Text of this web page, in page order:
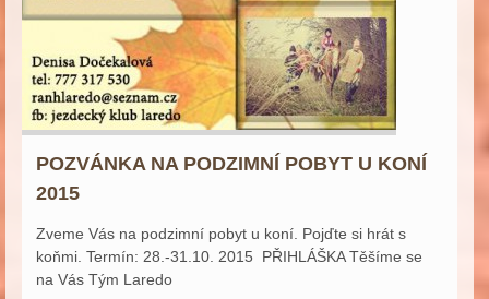
POZVÁNKA NA PODZIMNÍ POBYT U KONÍ
2015
Zveme Vás na podzimní pobyt u koní. Pojďte si hrát s
koňmi. Termín: 28.-31.10. 2015 PŘIHLÁŠKA Těšíme se
na Vás Tým Laredo